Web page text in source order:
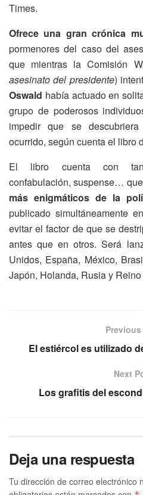
Times.
Ofrece una gran crónica
pormenores del caso del
que mientras la Comisión
asesinato del presidente)
Oswald había actuado en
grupo de poderosos
impedir que se
ocurrido, según cuenta el libro
El libro cuenta con
confabulación, suspense…
más enigmáticos de la
publicado simultáneamente
evitar el factor de que se
antes que en otros. Será
Unidos, España, México,
Japón, Holanda, Rusia y
El estiércol es utilizado
Next
Los grafitis del
Deja una respuesta
Tu dirección de correo electrónico